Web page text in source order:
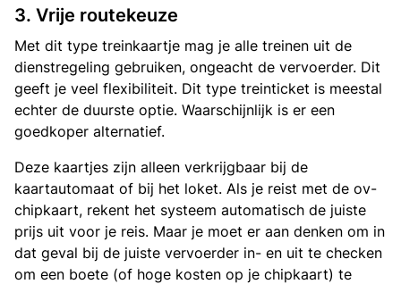
3. Vrije routekeuze
Met dit type treinkaartje mag je alle treinen uit de
dienstregeling gebruiken, ongeacht de vervoerder. Dit
geeft je veel flexibiliteit. Dit type treinticket is meestal
echter de duurste optie. Waarschijnlijk is er een
goedkoper alternatief.
Deze kaartjes zijn alleen verkrijgbaar bij de
kaartautomaat of bij het loket. Als je reist met de ov-
chipkaart, rekent het systeem automatisch de juiste
prijs uit voor je reis. Maar je moet er aan denken om in
dat geval bij de juiste vervoerder in- en uit te checken
om een boete (of hoge kosten op je chipkaart) te